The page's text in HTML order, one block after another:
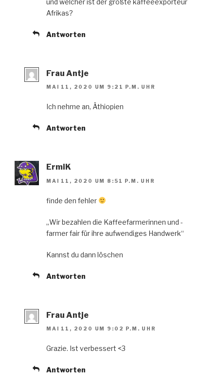
Afrikas?
Antworten
Frau Antje
MAI 11, 2020 UM 9:21 P.M. UHR
Ich nehme an, Äthiopien
Antworten
ErmiK
MAI 11, 2020 UM 8:51 P.M. UHR
finde den fehler
„Wir bezahlen die Kaffeefarmerinnen und -
farmer fair für ihre aufwendiges Handwerk“
Kannst du dann löschen
Antworten
Frau Antje
MAI 11, 2020 UM 9:02 P.M. UHR
Grazie. Ist verbessert <3
Antworten